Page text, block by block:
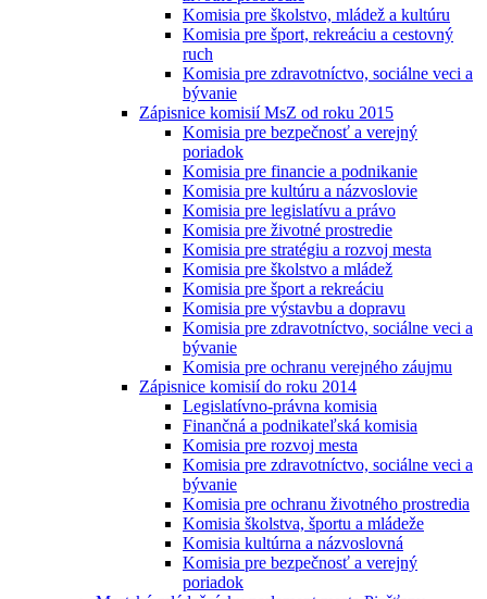
Komisia pre školstvo, mládež a kultúru
Komisia pre šport, rekreáciu a cestovný
ruch
Komisia pre zdravotníctvo, sociálne veci a
bývanie
Zápisnice komisií MsZ od roku 2015
Komisia pre bezpečnosť a verejný
poriadok
Komisia pre financie a podnikanie
Komisia pre kultúru a názvoslovie
Komisia pre legislatívu a právo
Komisia pre životné prostredie
Komisia pre stratégiu a rozvoj mesta
Komisia pre školstvo a mládež
Komisia pre šport a rekreáciu
Komisia pre výstavbu a dopravu
Komisia pre zdravotníctvo, sociálne veci a
bývanie
Komisia pre ochranu verejného záujmu
Zápisnice komisií do roku 2014
Legislatívno-právna komisia
Finančná a podnikateľská komisia
Komisia pre rozvoj mesta
Komisia pre zdravotníctvo, sociálne veci a
bývanie
Komisia pre ochranu životného prostredia
Komisia školstva, športu a mládeže
Komisia kultúrna a názvoslovná
Komisia pre bezpečnosť a verejný
poriadok